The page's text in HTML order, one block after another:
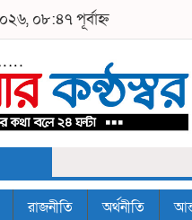
০৮:৪৭ পূর্বাহ্ন
রাজনীতি অর্থনীতি